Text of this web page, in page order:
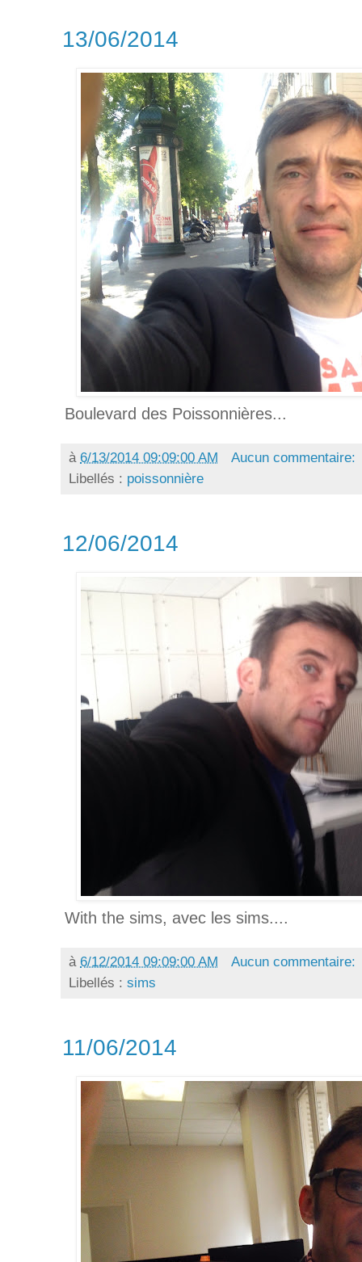
13/06/2014
Boulevard des Poissonnières...
à 6/13/2014 09:09:00 AM
Aucun commentaire:
Libellés : poissonnière
12/06/2014
With the sims, avec les sims....
à 6/12/2014 09:09:00 AM
Aucun commentaire:
Libellés : sims
11/06/2014